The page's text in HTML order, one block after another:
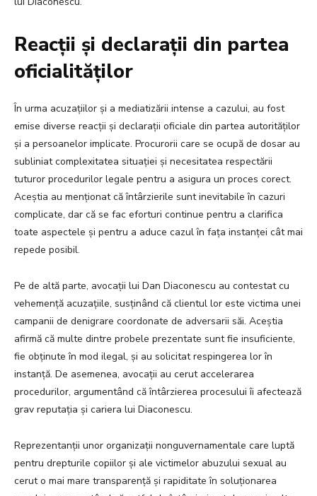
Reacții și declarații din partea
oficialităților
În urma acuzațiilor și a mediatizării intense a cazului, au fost
emise diverse reacții și declarații oficiale din partea autorităților
și a persoanelor implicate. Procurorii care se ocupă de dosar au
subliniat complexitatea situației și necesitatea respectării
tuturor procedurilor legale pentru a asigura un proces corect.
Aceștia au menționat că întârzierile sunt inevitabile în cazuri
complicate, dar că se fac eforturi continue pentru a clarifica
toate aspectele și pentru a aduce cazul în fața instanței cât mai
repede posibil.
Pe de altă parte, avocații lui Dan Diaconescu au contestat cu
vehemență acuzațiile, susținând că clientul lor este victima unei
campanii de denigrare coordonate de adversarii săi. Aceștia
afirmă că multe dintre probele prezentate sunt fie insuficiente,
fie obținute în mod ilegal, și au solicitat respingerea lor în
instanță. De asemenea, avocații au cerut accelerarea
procedurilor, argumentând că întârzierea procesului îi afectează
grav reputația și cariera lui Diaconescu.
Reprezentanții unor organizații nonguvernamentale care luptă
pentru drepturile copiilor și ale victimelor abuzului sexual au
cerut o mai mare transparență și rapiditate în soluționarea